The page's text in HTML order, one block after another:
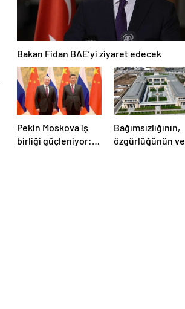
Bakan Fidan BAE’yi ziyaret edecek
Pekin Moskova iş
birliği güçleniyor:
Bağımsızlığının,
özgürlüğünün ve